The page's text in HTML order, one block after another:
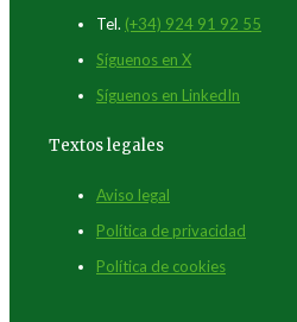
Tel. (+34) 924 91 92 55
Síguenos en X
Síguenos en LinkedIn
Textos legales
Aviso legal
Política de privacidad
Política de cookies